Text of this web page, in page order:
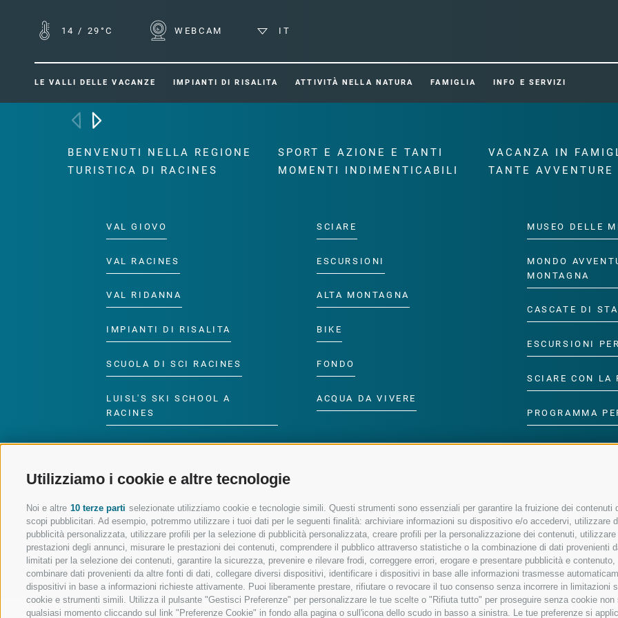
Utilizziamo i cookie e altre tecnologie
Noi e altre 10 terze parti selezionate utilizziamo cookie e tecnologie simili. Questi strumenti sono essenziali per garantire la fruizione dei
scopi pubblicitari. Ad esempio, potremmo utilizzare i tuoi dati per le seguenti finalità: archiviare informazioni su dispositivo e/o accedervi, utilizzare
pubblicità personalizzata, utilizzare profili per la selezione di pubblicità personalizzata, creare profili per la personalizzazione dei contenuti,
prestazioni degli annunci, misurare le prestazioni dei contenuti, comprendere il pubblico attraverso statistiche o la combinazione di dati
limitati per la selezione dei contenuti, garantire la sicurezza, prevenire e rilevare frodi, correggere errori, erogare e presentare pubblicità e
combinare dati provenienti da altre fonti di dati, collegare diversi dispositivi, identificare i dispositivi in base alle informazioni trasmesse
dispositivi in base a informazioni richieste attivamente. Puoi liberamente prestare, rifiutare o revocare il tuo consenso senza incorrere in
cookie e strumenti simili. Utilizza il pulsante "Gestisci Preferenze" per personalizzare le tue scelte o "Rifiuta tutto" per proseguire senza cookie
qualsiasi momento cliccando sul link "Preferenze Cookie" in fondo alla pagina o sull'icona dello scudo in basso a sinistra. Le tue preferenze si
14 / 29°C WEBCAM IT
LE VALLI DELLE VACANZE IMPIANTI DI RISALITA ATTIVITÀ NELLA NATURA FAMIGLIA INFO E SERVIZI
BENVENUTI NELLA REGIONE
TURISTICA DI RACINES
VAL GIOVO
VAL RACINES
VAL RIDANNA
IMPIANTI DI RISALITA
SCUOLA DI SCI RACINES
LUISL'S SKI SCHOOL A
RACINES
SPORT E AZIONE E TANTI
MOMENTI INDIMENTICABILI
SCIARE
ESCURSIONI
ALTA MONTAGNA
BIKE
FONDO
ACQUA DA VIVERE
VACANZA IN
TANTE AVVENTURE
MUSEO DELLE
MONDO
MONTAGNA
CASCATE DI
ESCURSIONI
SCIARE CON LA
PROGRAMMA
SEGUICI SUI SOCIAL